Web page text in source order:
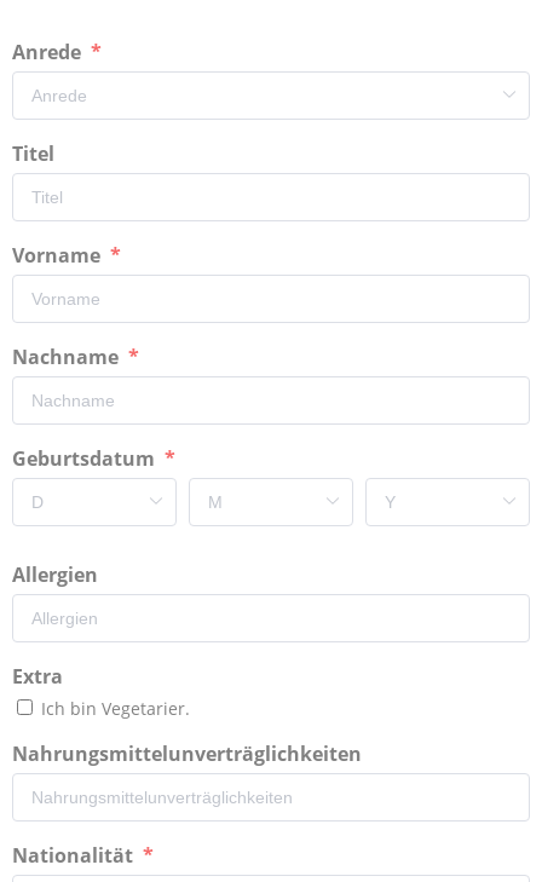
Anrede
Titel
Vorname
Nachname
Geburtsdatum
Allergien
Extra
Ich bin Vegetarier.
Nahrungsmittelunverträglichkeiten
Nationalität